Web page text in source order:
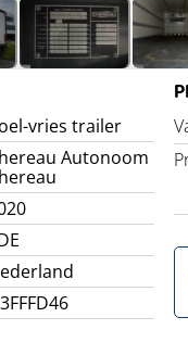
vries trailer
Autonoom